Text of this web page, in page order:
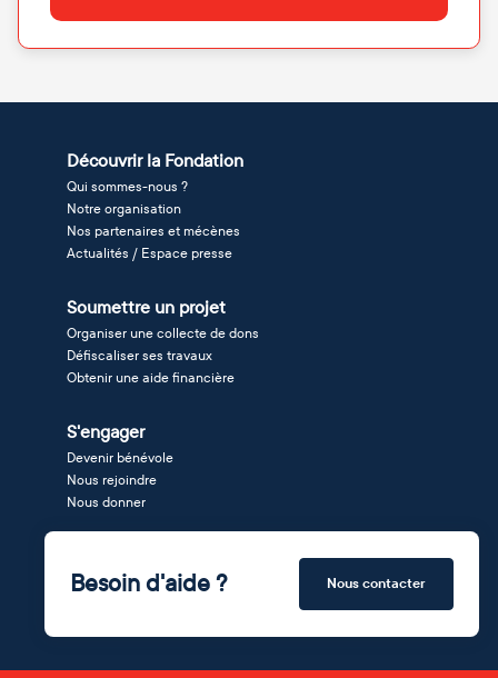
Découvrir la Fondation
Qui sommes-nous ?
Notre organisation
Nos partenaires et mécènes
Actualités / Espace presse
Soumettre un projet
Organiser une collecte de dons
Défiscaliser ses travaux
Obtenir une aide financière
S'engager
Devenir bénévole
Nous rejoindre
Nous donner
Besoin d'aide ? Nous contacter